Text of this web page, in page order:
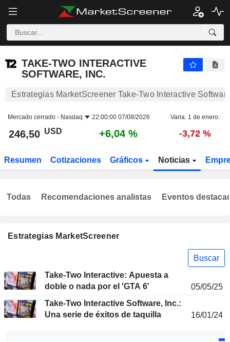
TAKE-TWO INTERACTIVE
SOFTWARE, INC.
Estrategias MarketScreener Take-Two Interactive
Mercado cerrado - Nasdaq 22:00:00 07/08/2026 Varia. 1 de enero.
246,50 USD +6,04 % -3,72 %
Resumen Cotizaciones Gráficos Noticias
Estrategias MarketScreener
Buscar
Take-Two Interactive: Apuesta a
doble o nada por el 'GTA 6'
05/05/25
Take-Two Interactive Software, Inc.:
Una serie de éxitos de taquilla
16/01/24
Todas Recomendaciones analistas Eventos